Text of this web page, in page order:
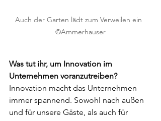
Auch der Garten lädt zum Verweilen ein
©Ammerhauser
Was tut ihr, um Innovation im
Unternehmen voranzutreiben?
Innovation macht das Unternehmen
immer spannend. Sowohl nach außen
und für unsere Gäste, als auch für